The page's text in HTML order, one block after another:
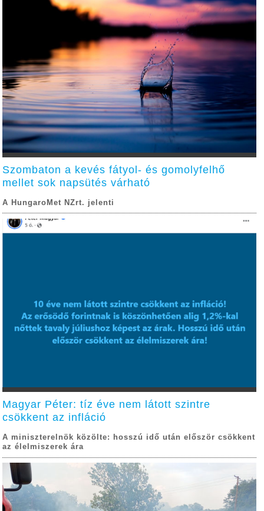
Szombaton a kevés fátyol- és gomolyfelhő
mellet sok napsütés várható
A HungaroMet NZrt. jelenti
Magyar Péter: tíz éve nem látott szintre
csökkent az infláció
A miniszterelnök közölte: hosszú idő után először csökkent
az élelmiszerek ára